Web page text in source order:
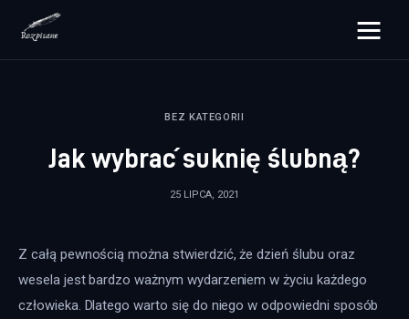
rozpisane.pl
Zdrowie
Dom i ogród
Więcej
BEZ KATEGORII
Jak wybrać suknię ślubną?
25 LIPCA, 2021
Z całą pewnością można stwierdzić, że dzień ślubu oraz
wesela jest bardzo ważnym wydarzeniem w życiu każdego
człowieka. Dlatego warto się do niego w odpowiedni sposób